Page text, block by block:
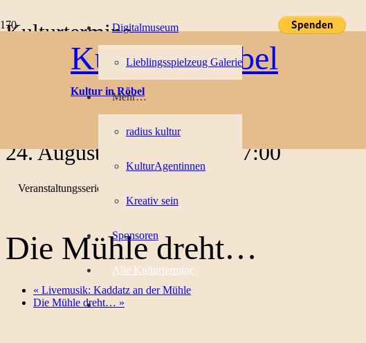
Kultur in Röbel
Kultur in Röbel
Digitalmuseum
Lieblingsspielzeug Galerie
Mehr…
radius kultur
KulturAgentinnen
Kreativ sein
Sponsoren
Alle Kulturtermine
Kulturtermine
« Alle Veranstaltungen
Diese Veranstaltung hat bereits stattgefunden.
24. August 2025, 11:00 17:00
Veranstaltungsserie
Die Mühle dreht…
« Livemusik: Kaddatz an der Mühle
Die Mühle dreht… »